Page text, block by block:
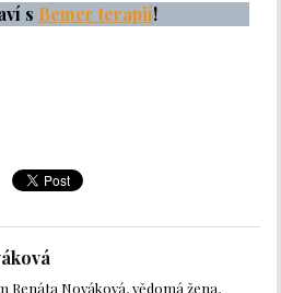
s Bemer terapií!
Renáta Nováková, vědomá žena,